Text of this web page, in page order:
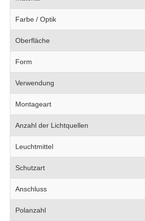
Farbe / Optik
Oberfläche
Form
Verwendung
Montageart
Anzahl der Lichtquellen
Leuchtmittel
Schutzart
Anschluss
Polanzahl